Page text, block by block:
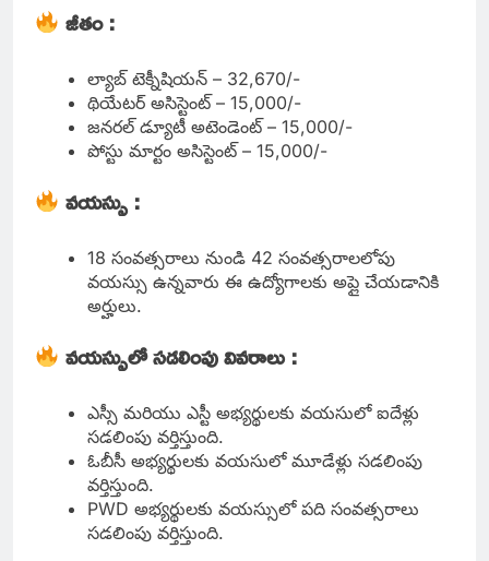
జీతం :
ల్యాబ్ టెక్నీషియన్ – 32,670/-
థియేటర్ అసిస్టెంట్ – 15,000/-
జనరల్ డ్యూటీ అటెండెంట్ – 15,000/-
పోస్టు మార్టం అసిస్టెంట్ – 15,000/-
వయస్సు :
18 సంవత్సరాలు నుండి 42 సంవత్సరాలలోపు
వయస్సు ఉన్నవారు ఈ ఉద్యోగాలకు అప్లై చేయడానికి
అర్హులు.
వయస్సులో సడలింపు వివరాలు :
ఎస్సీ మరియు ఎస్టీ అభ్యర్థులకు వయసులో ఐదేళ్లు
సడలింపు వర్తిస్తుంది.
ఓబీసీ అభ్యర్థులకు వయసులో మూడేళ్లు సడలింపు
వర్తిస్తుంది.
PWD అభ్యర్థులకు వయస్సులో పది సంవత్సరాలు
సడలింపు వర్తిస్తుంది.